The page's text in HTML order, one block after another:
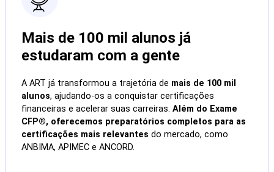
Mais de 100 mil alunos já
estudaram com a gente
A ART já transformou a trajetória de mais de 100 mil
alunos, ajudando-os a conquistar certificações
financeiras e acelerar suas carreiras. Além do Exame
CFP®, oferecemos preparatórios completos para as
certificações mais relevantes do mercado, como
ANBIMA, APIMEC e ANCORD.